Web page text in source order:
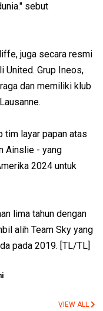
sebut
juga secara resmi
United. Grup Ineos,
dan memiliki klub
tim layar papan atas
Ainslie - yang
2024 untuk
lima tahun dengan
alih Team Sky yang
pada 2019. [TL/TL]
VIEW ALL